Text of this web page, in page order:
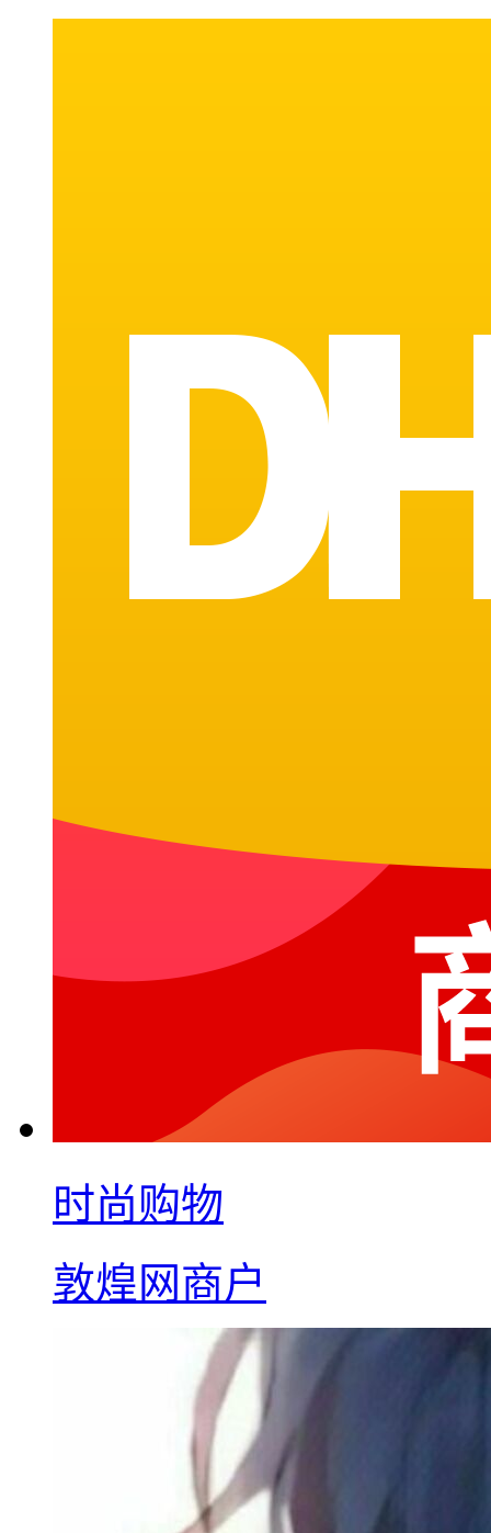
时尚购物
敦煌网商户